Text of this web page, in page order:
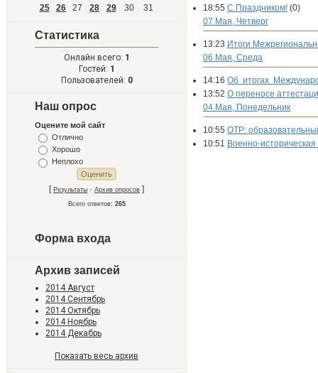
25
26 27 28 29 30 31
Статистика
Онлайн всего: 1
Гостей: 1
Пользователей: 0
Наш опрос
Оцените мой сайт
Отлично
Хорошо
Неплохо
[ Результаты · Архив опросов ]
Всего ответов: 265
Форма входа
Архив записей
2014 Август
2014 Сентябрь
2014 Октябрь
2014 Ноябрь
2014 Декабрь
Показать весь архив
18:55 С Праздником! (0)
07 Мая, Четверг
13:23 Итоги
06 Мая, Среда
14:16 Об итогах
13:52 О переносе
04 Мая, Понедельник
10:55 ОТР:
10:51 Военно-